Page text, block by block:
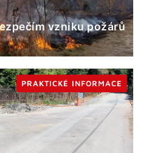
vzniku požárů
PRAKTICKÉ INFORMACE